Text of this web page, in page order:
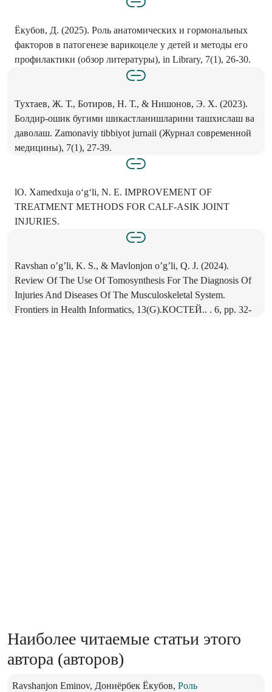
Ёкубов, Д. (2025). Роль анатомических и гормональных
факторов в патогенезе варикоцеле у детей и методы его
профилактики (обзор литературы), in Library, 7(1), 26-30.
Тухтаев, Ж. Т., Ботиров, Н. Т., & Нишонов, Э. X. (2023).
Болдир-ошик бугими шикастланишларини ташхислаш ва
даволаш. Zamonaviy tibbiyot jurnaii (Журнал современной
медицины), 7(1), 27-39.
lO. Xamedxuja o‘g‘li, N. Е. IMPROVEMENT OF
TREATMENT METHODS FOR CALF-ASIK JOINT
INJURIES.
Ravshan o’g’li, K. S., & Mavlonjon o’g’li, Q. J. (2024).
Review Of The Use Of Tomosynthesis For The Diagnosis Of
Injuries And Diseases Of The Musculoskeletal System.
Frontiers in Health Informatics, 13(G).КОСТЕЙ.. . 6, pp. 32-
Наиболее читаемые статьи этого
автора (авторов)
Ravshanjon Eminov, Дониёрбек Ёкубов, Роль